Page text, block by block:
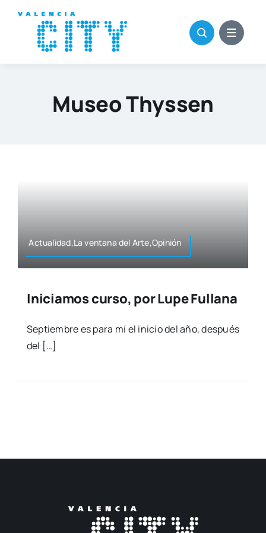
contenido
Museo Thyssen
Actualidad,La ven­ta­na del Arte,Opinión
Iniciamos curso, por Lupe Fullana
Sep­tiem­bre es para mí el ini­cio del año, des­pués
del […]